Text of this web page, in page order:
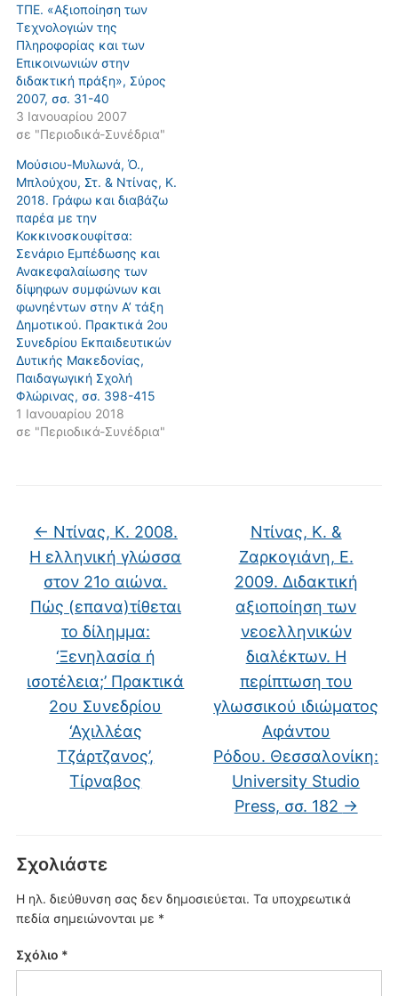
ΤΠΕ. «Αξιοποίηση των
Τεχνολογιών της
Πληροφορίας και των
Επικοινωνιών στην
διδακτική πράξη», Σύρος
2007, σσ. 31-40
3 Ιανουαρίου 2007
σε "Περιοδικά-Συνέδρια"
Μούσιου-Μυλωνά, Ό.,
Μπλούχου, Στ. & Ντίνας, Κ.
2018. Γράφω και διαβάζω
παρέα με την
Κοκκινοσκουφίτσα:
Σενάριο Εμπέδωσης και
Ανακεφαλαίωσης των
δίψηφων συμφώνων και
φωνηέντων στην Α’ τάξη
Δημοτικού. Πρακτικά 2ου
Συνεδρίου Εκπαιδευτικών
Δυτικής Μακεδονίας,
Παιδαγωγική Σχολή
Φλώρινας, σσ. 398-415
1 Ιανουαρίου 2018
σε "Περιοδικά-Συνέδρια"
← Ντίνας, Κ. 2008.
Η ελληνική γλώσσα
στον 21ο αιώνα.
Πώς (επανα)τίθεται
το δίλημμα:
‘Ξενηλασία ή
ισοτέλεια;’ Πρακτικά
2ου Συνεδρίου
‘Αχιλλέας
Τζάρτζανος’,
Τίρναβος
Ντίνας, Κ. &
Ζαρκογιάνη, Ε.
2009. Διδακτική
αξιοποίηση των
νεοελληνικών
διαλέκτων. Η
περίπτωση του
γλωσσικού ιδιώματος
Αφάντου
Ρόδου. Θεσσαλονίκη:
University Studio
Press, σσ. 182 →
Σχολιάστε
Η ηλ. διεύθυνση σας δεν δημοσιεύεται. Τα υποχρεωτικά
πεδία σημειώνονται με *
Σχόλιο *